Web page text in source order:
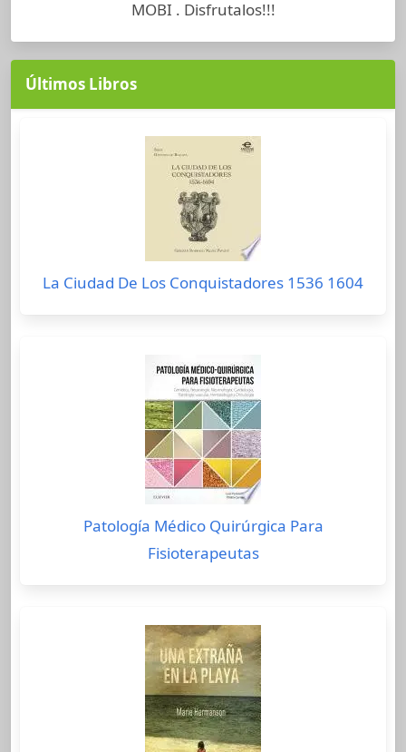
MOBI . Disfrutalos!!!
Últimos Libros
La Ciudad De Los Conquistadores 1536 1604
Patología Médico Quirúrgica Para
Fisioterapeutas